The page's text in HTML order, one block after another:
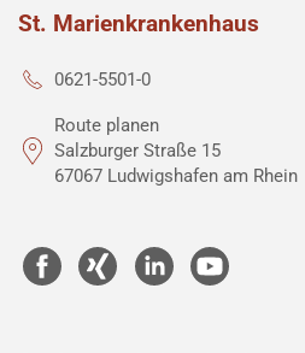
St. Marienkrankenhaus
0621-5501-0
Route planen
Salzburger Straße 15
67067 Ludwigshafen am Rhein